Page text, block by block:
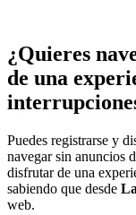
¿Quieres
de una
Puedes registrarse y
navegar sin anuncios
disfrutar de una
sabiendo que desde
web.